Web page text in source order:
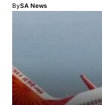
BySA News